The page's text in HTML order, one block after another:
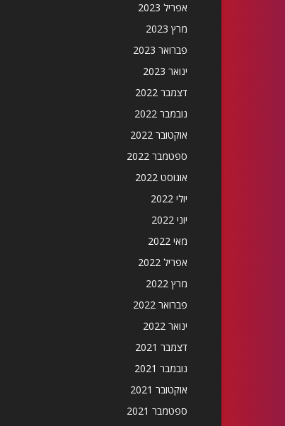
אפריל 2023
מרץ 2023
פברואר 2023
ינואר 2023
דצמבר 2022
נובמבר 2022
אוקטובר 2022
ספטמבר 2022
אוגוסט 2022
יולי 2022
יוני 2022
מאי 2022
אפריל 2022
מרץ 2022
פברואר 2022
ינואר 2022
דצמבר 2021
נובמבר 2021
אוקטובר 2021
ספטמבר 2021